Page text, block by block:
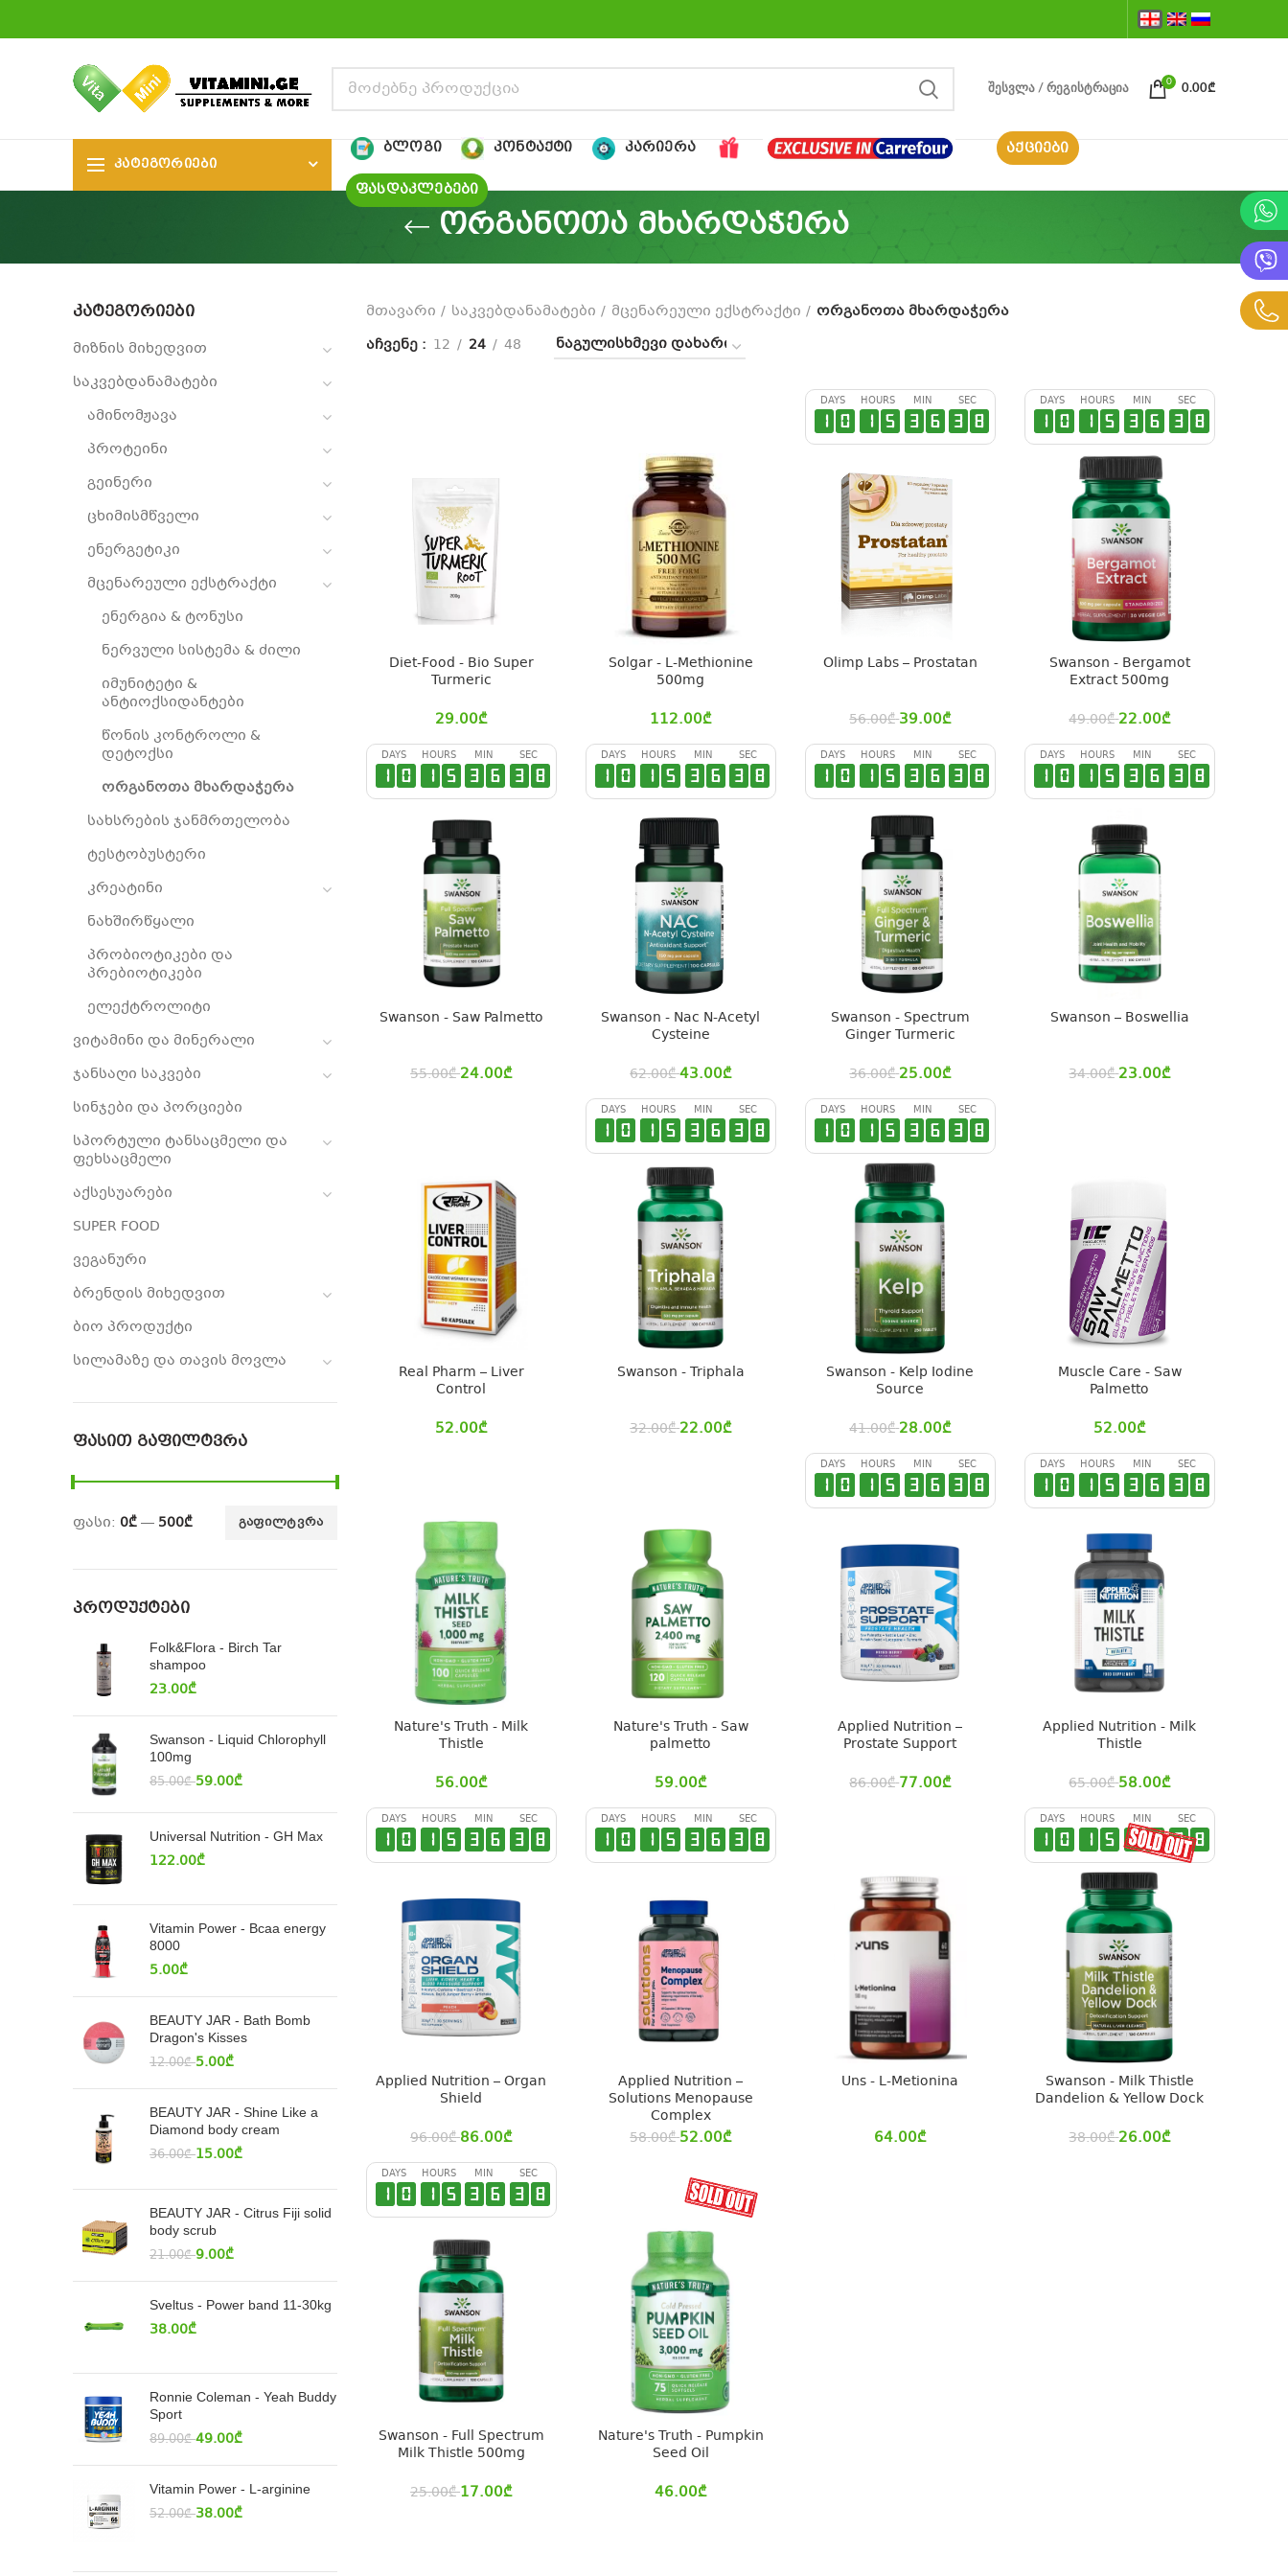
ᲨᲔᲡᲕᲚᲐ / ᲠᲔᲒᲘᲡᲢᲠᲐᲪᲘᲐ
0
0.00₾
ᲙᲐᲢᲔᲒᲝᲠᲘᲔᲑᲘ
ᲑᲚᲝᲒᲘ ᲙᲝᲜᲢᲐᲥᲢᲘ ᲙᲐᲠᲘᲔᲠᲐ
ᲐᲥᲪᲘᲔᲑᲘ
ᲤᲐᲡᲓᲐᲙᲚᲔᲑᲔᲑᲘ
ორგანოთა მხარდაჭერა
ᲙᲐᲢᲔᲒᲝᲠᲘᲔᲑᲘ
მიზნის მიხედვით
საკვებდანამატები
ამინომჟავა
პროტეინი
გეინერი
ცხიმისმწველი
ენერგეტიკი
მცენარეული ექსტრაქტი
ენერგია & ტონუსი
ნერვული სისტემა & ძილი
იმუნიტეტი &
ანტიოქსიდანტები
წონის კონტროლი &
დეტოქსი
ორგანოთა მხარდაჭერა
სახსრების ჯანმრთელობა
ტესტობუსტერი
კრეატინი
ნახშირწყალი
პრობიოტიკები და
პრებიოტიკები
ელექტროლიტი
ვიტამინი და მინერალი
ჯანსაღი საკვები
სინჯები და პორციები
სპორტული ტანსაცმელი და
ფეხსაცმელი
აქსესუარები
SUPER FOOD
ვეგანური
ბრენდის მიხედვით
ბიო პროდუქტი
სილამაზე და თავის მოვლა
ᲤᲐᲡᲘᲗ ᲒᲐᲤᲘᲚᲢᲕᲠᲐ
ᲒᲐᲤᲘᲚᲢᲕᲠᲐ
ფასი: 0₾— 500₾
ᲞᲠᲝᲓᲣᲥᲢᲔᲑᲘ
Folk&Flora - Birch Tar
shampoo
23.00₾
Swanson - Liquid Chlorophyll
100mg
85.00₾ 59.00₾
Universal Nutrition - GH Max
122.00₾
Vitamin Power - Bcaa energy
8000
5.00₾
BEAUTY JAR - Bath Bomb
Dragon's Kisses
12.00₾ 5.00₾
BEAUTY JAR - Shine Like a
Diamond body cream
36.00₾ 15.00₾
BEAUTY JAR - Citrus Fiji solid
body scrub
21.00₾ 9.00₾
Sveltus - Power band 11-30kg
38.00₾
Ronnie Coleman - Yeah Buddy
Sport
89.00₾ 49.00₾
Vitamin Power - L-arginine
52.00₾ 38.00₾
მთავარი საკვებდანამატები მცენარეული ექსტრაქტი
ორგანოთა მხარდაჭერა
აჩვენე
12 24 48
Diet-Food - Bio Super
Turmeric
29.00₾
Solgar - L-Methionine
500mg
112.00₾
DAYS
1 0
HOURS
1 5
MIN
3 6
SEC
3 7
Olimp Labs – Prostatan
56.00₾ 39.00₾
DAYS
1 0
HOURS
1 5
MIN
3 6
SEC
3 7
Swanson - Bergamot
Extract 500mg
49.00₾22.00₾
DAYS
1 0
HOURS
1 5
MIN
3 6
SEC
3 7
Swanson - Saw Palmetto
55.00₾ 24.00₾
DAYS
1 0
HOURS
1 5
MIN
3 6
SEC
3 7
Swanson - Nac N-Acetyl
Cysteine
62.00₾43.00₾
DAYS
1 0
HOURS
1 5
MIN
3 6
SEC
3 7
Swanson - Spectrum
Ginger Turmeric
36.00₾ 25.00₾
DAYS
1 0
HOURS
1 5
MIN
3 6
SEC
3 7
Swanson – Boswellia
34.00₾23.00₾
Real Pharm – Liver
Control
52.00₾
DAYS
1 0
HOURS
1 5
MIN
3 6
SEC
3 7
Swanson - Triphala
32.00₾ 22.00₾
DAYS
1 0
HOURS
1 5
MIN
3 6
SEC
3 7
Swanson - Kelp Iodine
Source
41.00₾ 28.00₾
Muscle Care - Saw
Palmetto
52.00₾
Nature's Truth - Milk
Thistle
56.00₾
Nature's Truth - Saw
palmetto
59.00₾
DAYS
1 0
HOURS
1 5
MIN
3 6
SEC
3 7
Applied Nutrition –
Prostate Support
86.00₾ 77.00₾
DAYS
1 0
HOURS
1 5
MIN
3 6
SEC
3 7
Applied Nutrition - Milk
Thistle
65.00₾58.00₾
DAYS
1 0
HOURS
1 5
MIN
3 6
SEC
3 7
Applied Nutrition – Organ
Shield
96.00₾ 86.00₾
DAYS
1 0
HOURS
1 5
MIN
3 6
SEC
3 7
Applied Nutrition –
Solutions Menopause
Complex
58.00₾ 52.00₾
Uns - L-Metionina
64.00₾
DAYS
1 0
HOURS
1 5
MIN
3 6
SEC
3 7
Swanson - Milk Thistle
Dandelion & Yellow Dock
38.00₾26.00₾
DAYS
1 0
HOURS
1 5
MIN
3 6
SEC
3 7
Swanson - Full Spectrum
Milk Thistle 500mg
25.00₾ 17.00₾
Nature's Truth - Pumpkin
Seed Oil
46.00₾